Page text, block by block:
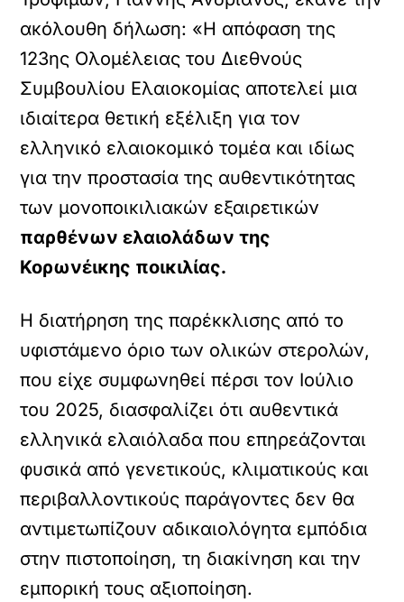
ακόλουθη δήλωση: «Η απόφαση της
123ης Ολομέλειας του Διεθνούς
Συμβουλίου Ελαιοκομίας αποτελεί μια
ιδιαίτερα θετική εξέλιξη για τον
ελληνικό ελαιοκομικό τομέα και ιδίως
για την προστασία της αυθεντικότητας
των μονοποικιλιακών εξαιρετικών
παρθένων ελαιολάδων της
Κορωνέικης ποικιλίας.
Η διατήρηση της παρέκκλισης από το
υφιστάμενο όριο των ολικών στερολών,
που είχε συμφωνηθεί πέρσι τον Ιούλιο
του 2025, διασφαλίζει ότι αυθεντικά
ελληνικά ελαιόλαδα που επηρεάζονται
φυσικά από γενετικούς, κλιματικούς και
περιβαλλοντικούς παράγοντες δεν θα
αντιμετωπίζουν αδικαιολόγητα εμπόδια
στην πιστοποίηση, τη διακίνηση και την
εμπορική τους αξιοποίηση.